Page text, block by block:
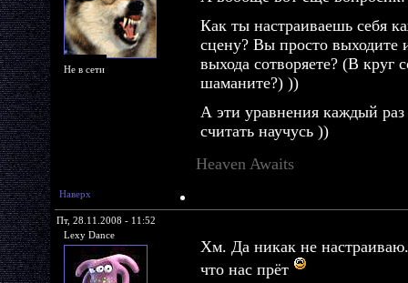
Не в сети
Как ты настраиваешь себя
сцену? Вы просто выходите
выхода сотворяете? (В круг
шаманите?) ))
А эти уравнения каждый
считать научусь ))
Heaven Awaits
Наверх
Пт, 28.11.2008 - 11:52
Lexy Dance
Хм. Да никак не
что нас прёт